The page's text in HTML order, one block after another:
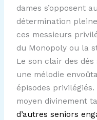
dames s’opposent
détermination
ces messieurs
du Monopoly ou la
Le son clair des
une mélodie
épisodes
moyen divinement
d’autres seniors